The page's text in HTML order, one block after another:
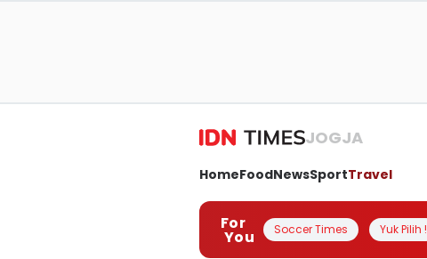
JOGJA
HomeFoodNewsSportTravel
For
You Soccer Times Yuk Pilih !